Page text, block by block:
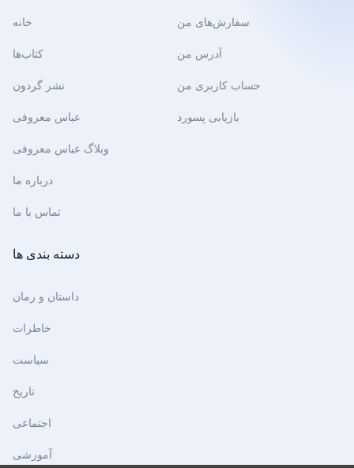
خانه
کتاب‌ها
نشر گردون
عباس معروفی
وبلاگ عباس معروفی
درباره ما
تماس با ما
سفارش‌های من
آدرس من
حساب کاربری من
بازیابی پسورد
دسته بندی ها
داستان و رمان
خاطرات
سیاست
تاریخ
اجتماعی
آموزشی